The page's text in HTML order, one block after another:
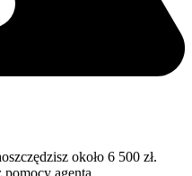
około 6 500 zł.
pomocy agenta.